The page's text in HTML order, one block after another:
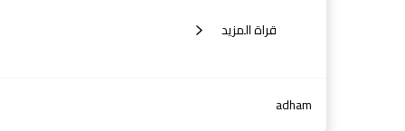
قراة المزيد
adham